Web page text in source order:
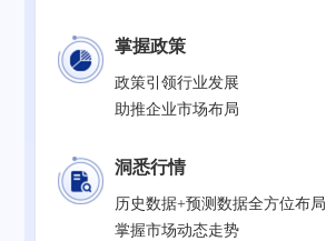
掌握政策
政策引领行业发展
助推企业市场布局
洞悉行情
历史数据+预测数据全方位布局
掌握市场动态走势